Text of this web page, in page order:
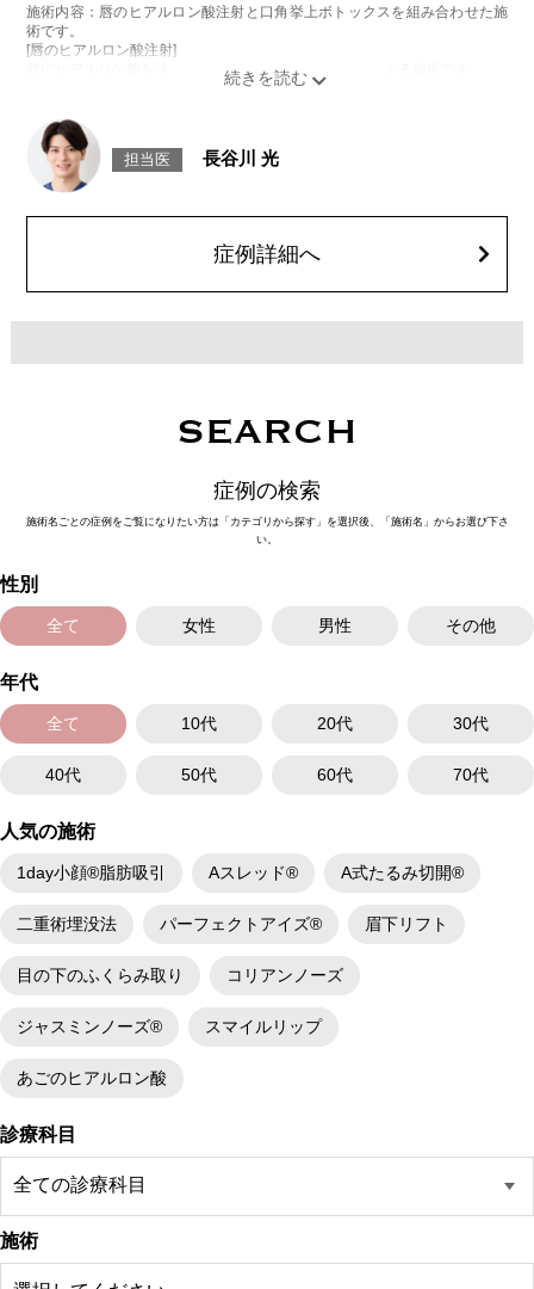
施術内容：唇のヒアルロン酸注射と口角挙上ボトックスを組み合わせた施
術です。
[唇のヒアルロン酸注射]
唇にヒアルロン酸を注入し、ボリュームやバランスを整える施術です。
注入し、筋肉の動きを抑制し、口角を上げる施術です。
施術時間：約15～20分程
リスク、副作用：腫れ、赤み、内出血、痛み、突っ張り感などが生じるこ
とがございます。また、稀にアレルギー、細菌感染症、頭痛などが生じる
ほどお控えください。ボトックス注入後は男性は3か月、女性は2か月避妊
費用：レスチレン 68,900円(税込)
オプション：表面麻酔 3,300円(税込) 笑気麻酔 3,300円(税込)
担当医 長谷川 光
症例詳細へ
SEARCH
症例の検索
施術名ごとの症例をご覧になりたい方は「カテゴリから探す」を選択後、「施術名」からお選び下さ
い。
性別
全て 女性 男性 その他
年代
全て 10代 20代 30代
40代 50代 60代 70代
人気の施術
1day小顔®脂肪吸引 Aスレッド® A式たるみ切開®
二重術埋没法 パーフェクトアイズ® 眉下リフト
目の下のふくらみ取り コリアンノーズ
ジャスミンノーズ® スマイルリップ
あごのヒアルロン酸
診療科目
施術